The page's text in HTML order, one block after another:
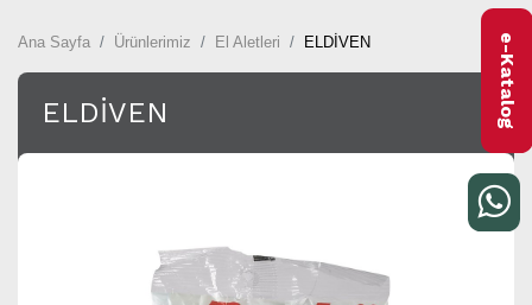
Ana Sayfa Ürünlerimiz El Aletleri ELDİVEN
ELDİVEN e-Katalog